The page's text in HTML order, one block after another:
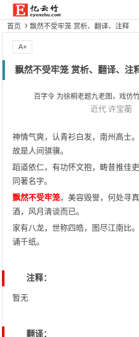
首页 飘然不受牢笼 赏析、翻译、注释
飘然不受牢笼 赏析、翻译、注
百字令 为徐桐老题九老图，戏仿
近代 许宝蘅
神情气爽，认青衫白发，南州高士
故是人间骐骥。
蹈道依仁，有功怀文抱，畴昔推佳
同著名字。
飘然不受牢笼，美容毁誉，何处寻
酒，风月清谈而已。
家有八龙，世称四皓，图尽江南比
诵千纸。
注释：
暂无
翻译：
A+